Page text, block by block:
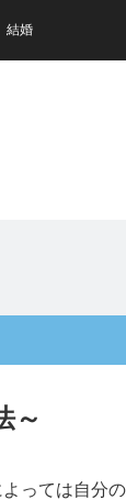
結婚
～
っては自分